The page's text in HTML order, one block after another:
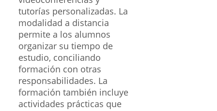
tutorías personalizadas. La
modalidad a distancia
permite a los alumnos
organizar su tiempo de
estudio, conciliando
formación con otras
responsabilidades. La
formación también incluye
actividades prácticas que